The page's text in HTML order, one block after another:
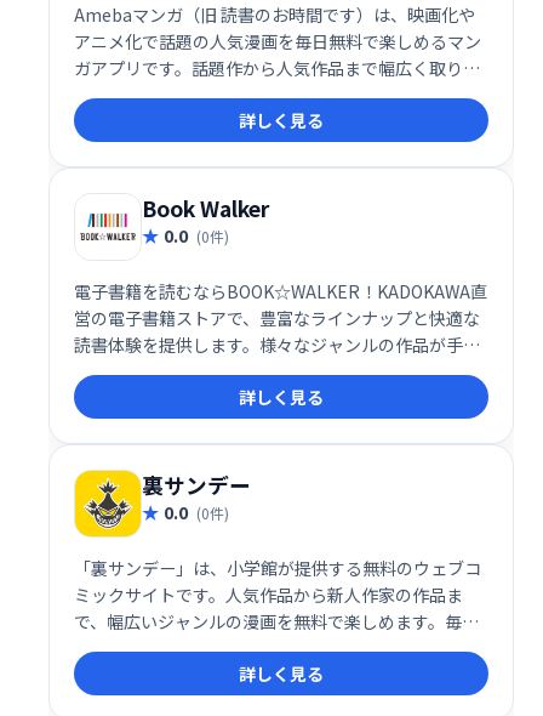
Amebaマンガ（旧 読書のお時間です）は、映画化や
アニメ化で話題の人気漫画を毎日無料で楽しめるマン
ガアプリです。話題作から人気作品まで幅広く取り揃
え、気軽に漫画を楽しみたい方におすすめです。
詳しく見る
Book Walker
0.0 (0件)
電子書籍を読むならBOOK☆WALKER！KADOKAWA直
営の電子書籍ストアで、豊富なラインナップと快適な
読書体験を提供します。様々なジャンルの作品が手軽
に購入・閲覧でき、いつでもどこでも読書を楽しめま
す。
詳しく見る
裏サンデー
0.0 (0件)
「裏サンデー」は、小学館が提供する無料のウェブコ
ミックサイトです。人気作品から新人作家の作品ま
で、幅広いジャンルの漫画を無料で楽しめます。毎日
更新される新鮮なラインナップで、あなたにぴったり
の作品がきっと見つかるはずです。気軽に、そして無
料で、漫画の世界を満喫ください！
詳しく見る